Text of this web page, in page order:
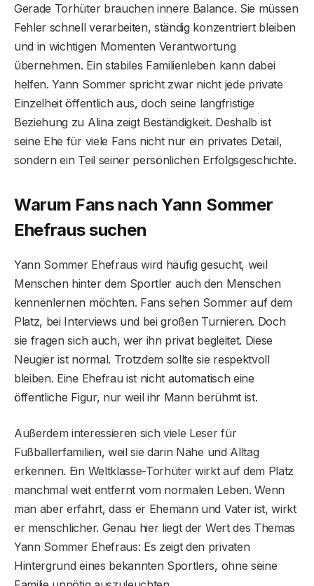
Gerade Torhüter brauchen innere Balance. Sie müssen
Fehler schnell verarbeiten, ständig konzentriert bleiben
und in wichtigen Momenten Verantwortung
übernehmen. Ein stabiles Familienleben kann dabei
helfen. Yann Sommer spricht zwar nicht jede private
Einzelheit öffentlich aus, doch seine langfristige
Beziehung zu Alina zeigt Beständigkeit. Deshalb ist
seine Ehe für viele Fans nicht nur ein privates Detail,
sondern ein Teil seiner persönlichen Erfolgsgeschichte.
Warum Fans nach Yann Sommer
Ehefraus suchen
Yann Sommer Ehefraus wird häufig gesucht, weil
Menschen hinter dem Sportler auch den Menschen
kennenlernen möchten. Fans sehen Sommer auf dem
Platz, bei Interviews und bei großen Turnieren. Doch
sie fragen sich auch, wer ihn privat begleitet. Diese
Neugier ist normal. Trotzdem sollte sie respektvoll
bleiben. Eine Ehefrau ist nicht automatisch eine
öffentliche Figur, nur weil ihr Mann berühmt ist.
Außerdem interessieren sich viele Leser für
Fußballerfamilien, weil sie darin Nähe und Alltag
erkennen. Ein Weltklasse-Torhüter wirkt auf dem Platz
manchmal weit entfernt vom normalen Leben. Wenn
man aber erfährt, dass er Ehemann und Vater ist, wirkt
er menschlicher. Genau hier liegt der Wert des Themas
Yann Sommer Ehefraus: Es zeigt den privaten
Hintergrund eines bekannten Sportlers, ohne seine